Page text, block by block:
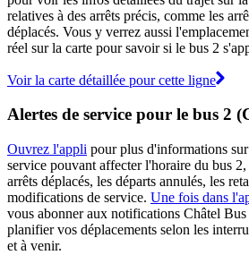
relatives à des arrêts précis, comme les
déplacés. Vous y verrez aussi
réel sur la carte pour savoir si le bus 2
Voir la carte détaillée pour cette ligne
Alertes de service pour le bus 2
Ouvrez l'appli pour plus d'informations
service pouvant affecter l'horaire du bus
arrêts déplacés, les départs annulés, les
modifications de service. Une fois dans
vous abonner aux notifications Châtel
planifier vos déplacements selon les
et à venir.